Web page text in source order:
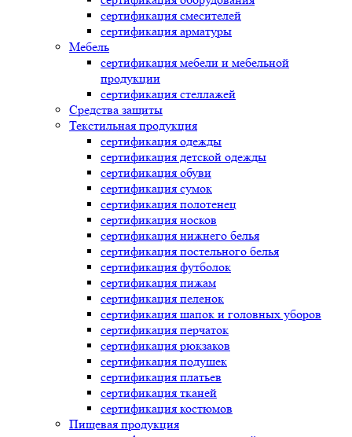
сертификация смесителей
сертификация арматуры
Мебель
сертификация мебели и мебельной
продукции
сертификация стеллажей
Средства защиты
Текстильная продукция
сертификация одежды
сертификация детской одежды
сертификация обуви
сертификация сумок
сертификация полотенец
сертификация носков
сертификация нижнего белья
сертификация постельного белья
сертификация футболок
сертификация пижам
сертификация пеленок
сертификация шапок и головных уборов
сертификация перчаток
сертификация рюкзаков
сертификация подушек
сертификация платьев
сертификация тканей
сертификация костюмов
Пищевая продукция